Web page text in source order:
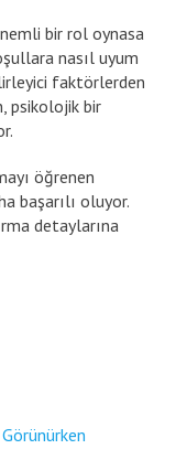
bir rol oynasa
nasıl uyum
faktörlerden
psikolojik bir
öğrenen
başarılı oluyor.
detaylarına